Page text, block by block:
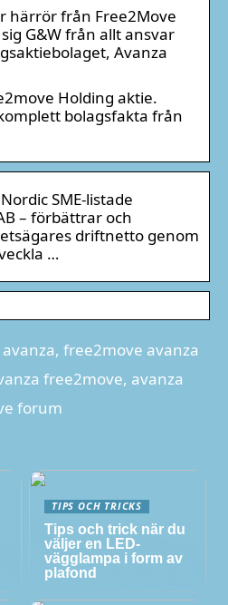
härrör från Free2Move
G&W från allt ansvar
Avanza
Holding aktie.
bolagsfakta från
SME-listade
– förbättrar och
driftnetto genom
…
free2move avanza
free2move, avanza
forum
TIPS OCH TRICKS
Tips och trick när du
väljer en LED-
vägglampa i form av
plafond